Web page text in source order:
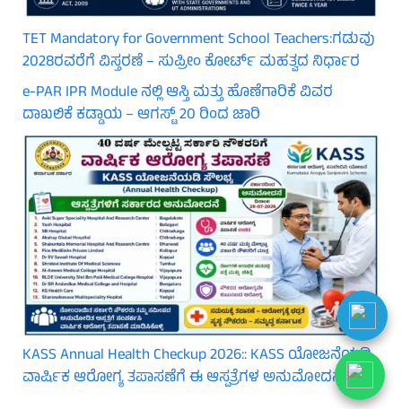
TET Mandatory for Government School Teachers:ಗಡುವು
2028ರವರೆಗೆ ವಿಸ್ತರಣೆ – ಸುಪ್ರೀಂ ಕೋರ್ಟ್ ಮಹತ್ವದ ನಿರ್ಧಾರ
e-PAR IPR Module ನಲ್ಲಿ ಆಸ್ತಿ ಮತ್ತು ಹೊಣೆಗಾರಿಕೆ ವಿವರ
ದಾಖಲಿಕೆ ಕಡ್ಡಾಯ – ಆಗಸ್ಟ್ 20 ರಿಂದ ಜಾರಿ
KASS Annual Health Checkup 2026:: KASS ಯೋಜನೆಯಡಿ
ವಾರ್ಷಿಕ ಆರೋಗ್ಯ ತಪಾಸಣೆಗೆ ಈ ಆಸ್ಪತ್ರೆಗಳ ಅನುಮೋದನೆ